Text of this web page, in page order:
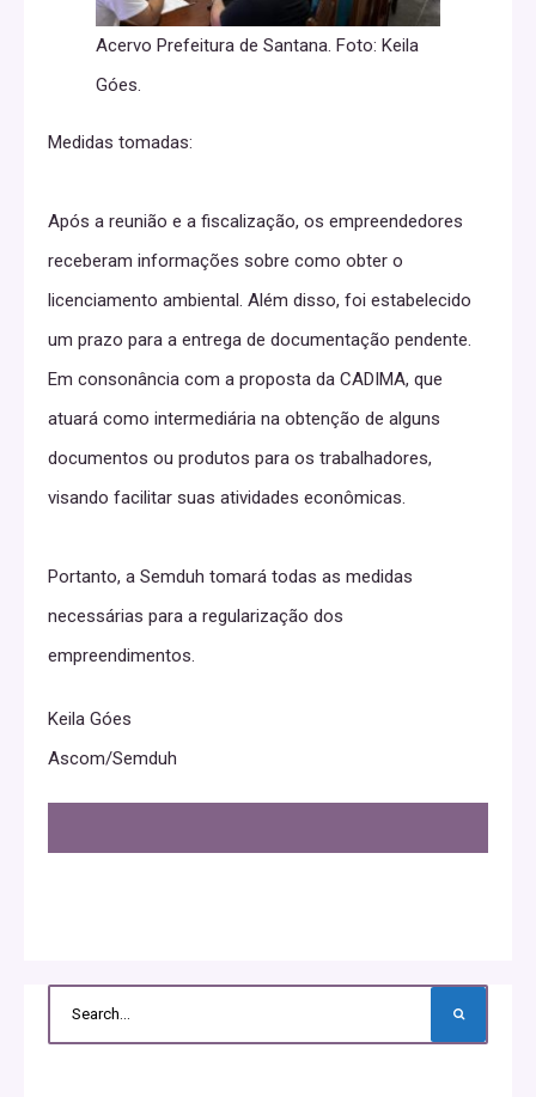
Acervo Prefeitura de Santana. Foto: Keila
Góes.
Medidas tomadas:
Após a reunião e a fiscalização, os empreendedores
receberam informações sobre como obter o
licenciamento ambiental. Além disso, foi estabelecido
um prazo para a entrega de documentação pendente.
Em consonância com a proposta da CADIMA, que
atuará como intermediária na obtenção de alguns
documentos ou produtos para os trabalhadores,
visando facilitar suas atividades econômicas.
Portanto, a Semduh tomará todas as medidas
necessárias para a regularização dos
empreendimentos.
Keila Góes
Ascom/Semduh